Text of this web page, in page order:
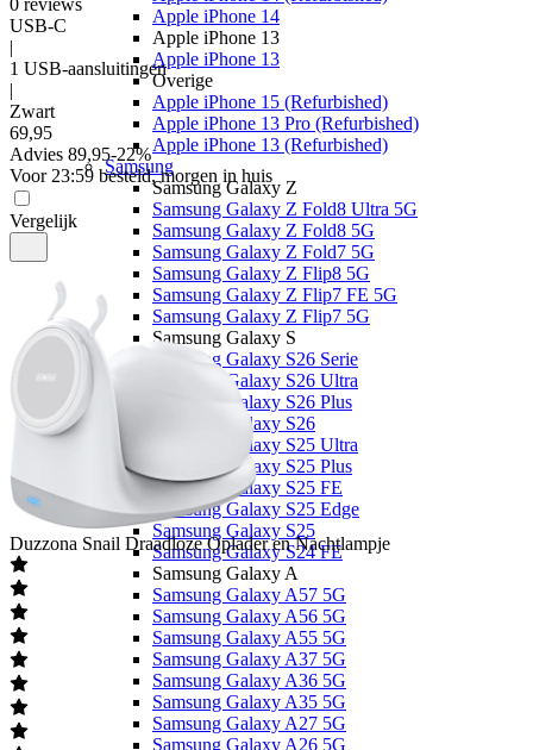
Apple iPhone 14
Apple iPhone 13
Apple iPhone 13
Overige
Apple iPhone 15 (Refurbished)
Apple iPhone 13 Pro (Refurbished)
Apple iPhone 13 (Refurbished)
Samsung
Samsung Galaxy Z
Samsung Galaxy Z Fold8 Ultra 5G
Samsung Galaxy Z Fold8 5G
Samsung Galaxy Z Fold7 5G
Samsung Galaxy Z Flip8 5G
Samsung Galaxy Z Flip7 FE 5G
Samsung Galaxy Z Flip7 5G
Samsung Galaxy S
Samsung Galaxy S26 Serie
Samsung Galaxy S26 Ultra
Samsung Galaxy S26 Plus
Samsung Galaxy S26
Samsung Galaxy S25 Ultra
Samsung Galaxy S25 Plus
Samsung Galaxy S25 FE
Samsung Galaxy S25 Edge
Samsung Galaxy S25
Samsung Galaxy S24 FE
Samsung Galaxy A
Samsung Galaxy A57 5G
Samsung Galaxy A56 5G
Samsung Galaxy A55 5G
Samsung Galaxy A37 5G
Samsung Galaxy A36 5G
Samsung Galaxy A35 5G
Samsung Galaxy A27 5G
Samsung Galaxy A26 5G
0 reviews
USB-C
|
1 USB-aansluitingen
|
Zwart
69,95
Advies 89,95-22%
Voor 23:59 besteld, morgen in huis
Vergelijk
Duzzona Snail Draadloze Oplader en Nachtlampje